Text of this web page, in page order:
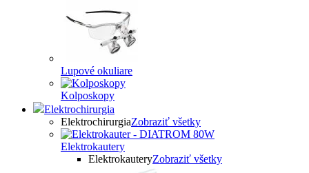
Lupové okuliare
Kolposkopy
Elektrochirurgia
ElektrochirurgiaZobraziť všetky
Elektrokautery
ElektrokauteryZobraziť všetky